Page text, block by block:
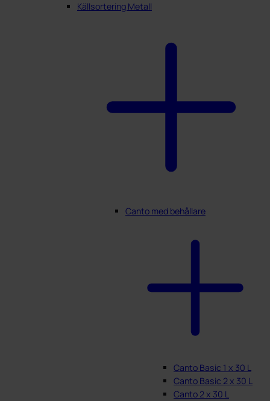
Källsortering Metall
Canto med behållare
Canto Basic 1 x 30 L
Canto Basic 2 x 30 L
Canto 2 x 30 L